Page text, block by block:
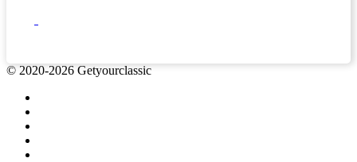
© 2020-2026 Getyourclassic